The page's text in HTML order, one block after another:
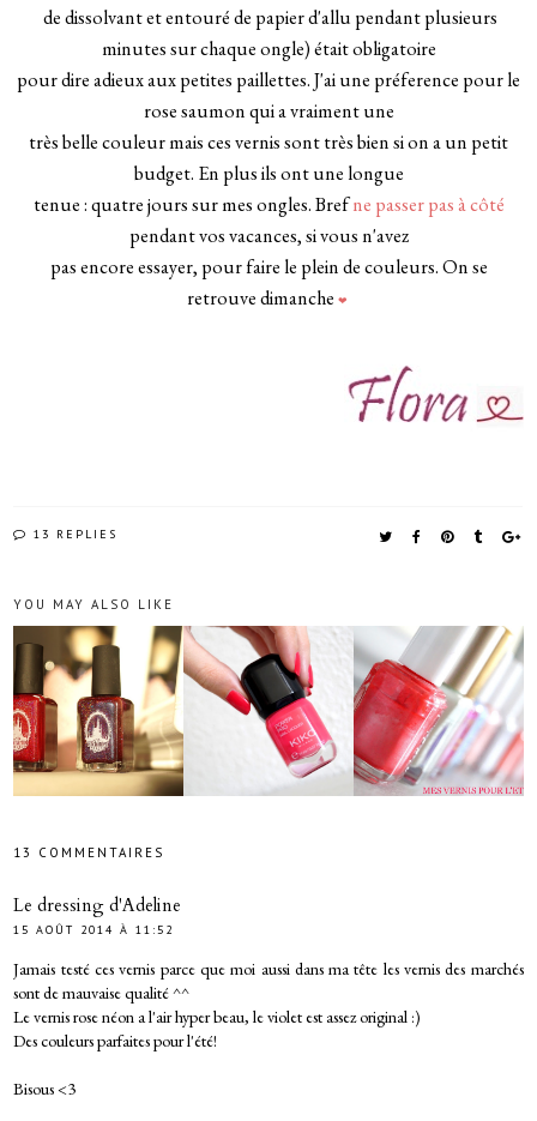
de dissolvant et entouré de papier d'allu pendant plusieurs
minutes sur chaque ongle) était obligatoire
pour dire adieux aux petites paillettes. J'ai une préference pour le
rose saumon qui a vraiment une
très belle couleur mais ces vernis sont très bien si on a un petit
budget. En plus ils ont une longue
tenue : quatre jours sur mes ongles. Brefne passer pas à côté
pendant vos vacances, si vous n'avez
pas encore essayer, pour faire le plein de couleurs. On se
retrouve dimanche ❤
13 REPLIES
YOU MAY ALSO LIKE
13 COMMENTAIRES
Le dressing d'Adeline
15 AOÛT 2014 À 11:52
Jamais testé ces vernis parce que moi aussi dans ma tête les vernis des marchés
sont de mauvaise qualité ^^
Le vernis rose néon a l'air hyper beau, le violet est assez original :)
Des couleurs parfaites pour l'été!
Bisous <3